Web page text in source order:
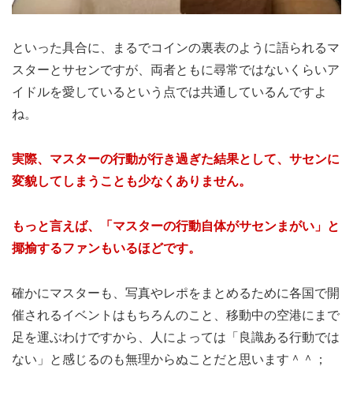
といった具合に、まるでコインの裏表のように語られるマ
スターとサセンですが、両者ともに尋常ではないくらいア
イドルを愛しているという点では共通しているんですよ
ね。
実際、マスターの行動が行き過ぎた結果として、サセンに
変貌してしまうことも少なくありません。
もっと言えば、「マスターの行動自体がサセンまがい」と
揶揄するファンもいるほどです。
確かにマスターも、写真やレポをまとめるために各国で開
催されるイベントはもちろんのこと、移動中の空港にまで
足を運ぶわけですから、人によっては「良識ある行動では
ない」と感じるのも無理からぬことだと思います＾＾；